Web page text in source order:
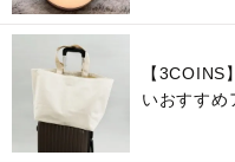
【
いおすすめ